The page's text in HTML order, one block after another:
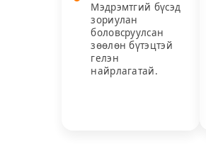
Мэдрэмтгий бүсэд
зориулан
боловсруулсан
зөөлөн бүтэцтэй
гелэн
найрлагатай.